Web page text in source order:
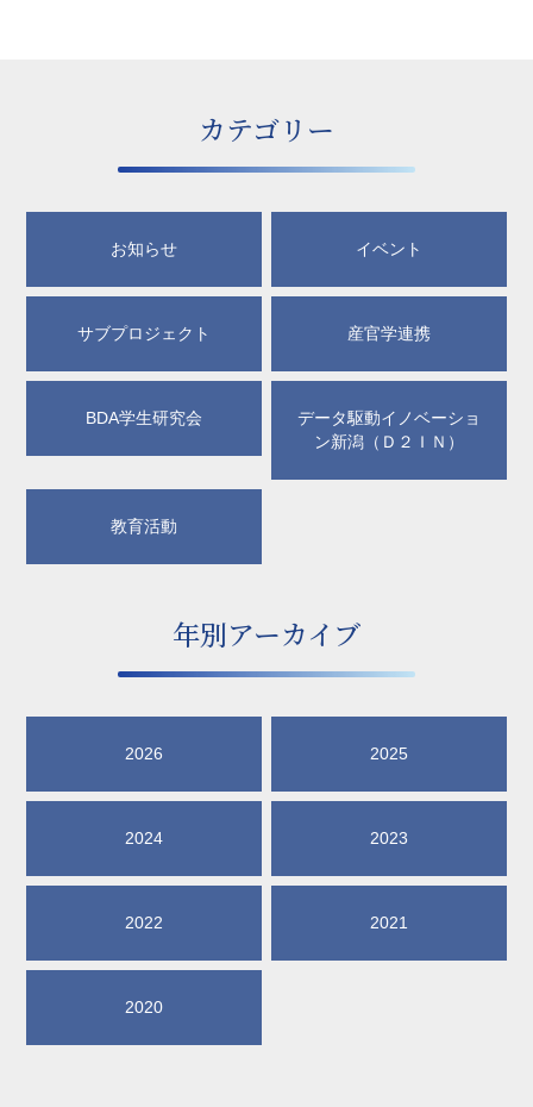
カテゴリー
お知らせ イベント
サブプロジェクト 産官学連携
BDA学生研究会
データ駆動イノベーショ
ン新潟（Ｄ２ＩＮ）
教育活動
年別アーカイブ
2026 2025
2024 2023
2022 2021
2020